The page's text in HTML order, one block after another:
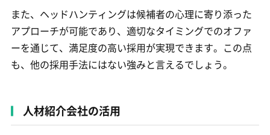
また、ヘッドハンティングは候補者の心理に寄り添った
アプローチが可能であり、適切なタイミングでのオファ
ーを通じて、満足度の高い採用が実現できます。この点
も、他の採用手法にはない強みと言えるでしょう。
人材紹介会社の活用